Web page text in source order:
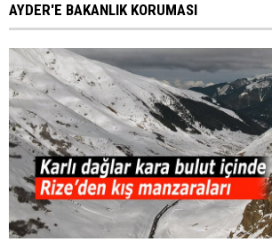
AYDER'E BAKANLIK KORUMASI